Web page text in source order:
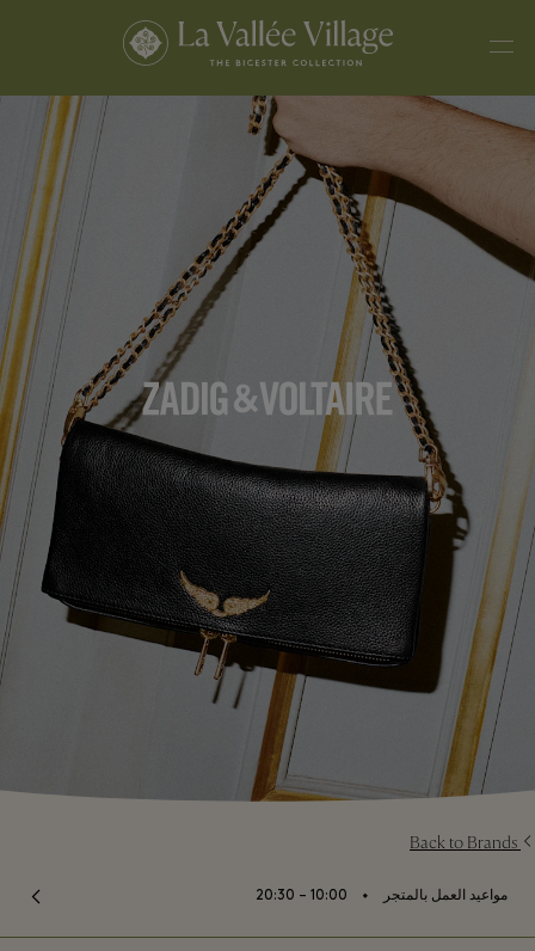
Back to Brands
مواعيد العمل بالمتجر ⬩
10:00 – 20:30